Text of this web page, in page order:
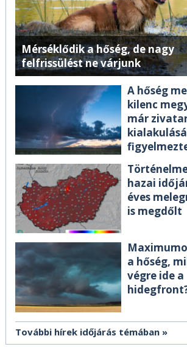
Mérséklődik a hőség, de nagy
felfrissülést ne várjunk
A hőség
kilenc
már
hazai
éves
is megdőlt
a hőség,
végre ide a
További hírek időjárás témában